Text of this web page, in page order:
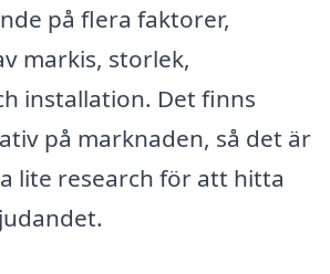
på flera faktorer,
markis, storlek,
installation. Det finns
på marknaden, så det är
lite research för att hitta